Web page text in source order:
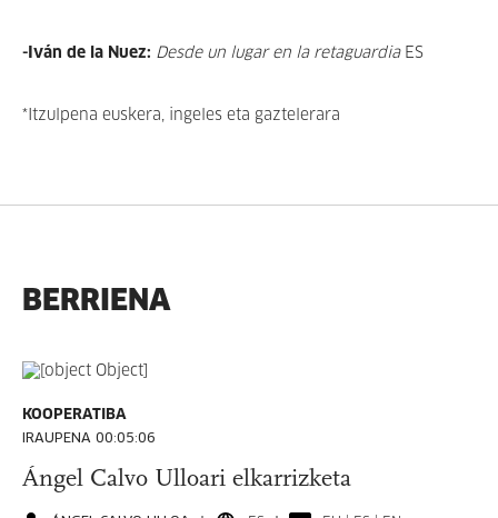
-Iván de la Nuez: Desde un lugar en la retaguardia ES
*Itzulpena euskera, ingeles eta gaztelerara
BERRIENA
KOOPERATIBA
IRAUPENA 00:05:06
Ángel Calvo Ulloari elkarrizketa